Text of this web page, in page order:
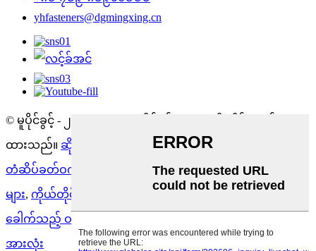
yhfasteners@dgmingxing.cn
© မူပိုင်ခွင့် - ၂၀၁၀-၂၀၂၅ : မူပိုင်ခွင့်အားလုံးကို သိမ်းဆည်း
ထားသည်။ ဆိုက်မြေပုံ ရေစိုခံတံဆိပ်ခတ်တုံး
တံဆိပ်ခတ်ဝက်အူ ရေစိုခံ O-ring ကိုယ်တိုင်ပိတ်နိုင်သော ဝက်အူ
များ, ကိုယ်တိုင်တံဆိပ်ခတ်ထားသော ဝက်အူများ
ခေါက်သည့် ဝက်အူ
အားလုံး